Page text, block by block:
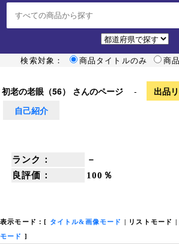
検索対象： 商品タイトルのみ 商
初老の老眼（56） さんのページ - 出品
自己紹介
ランク：
－
良評価：
100％
表示モード：[ タイトル&画像モード リストモード
モード ]